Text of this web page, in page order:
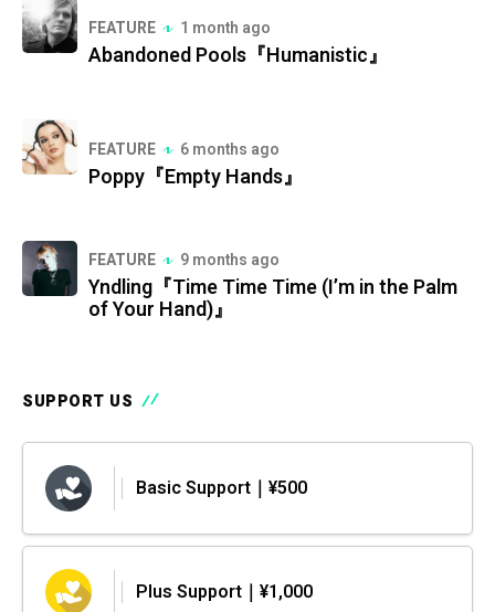
FEATURE 1 month ago
Abandoned Pools『Humanistic』
FEATURE 6 months ago
Poppy『Empty Hands』
FEATURE 9 months ago
Yndling『Time Time Time (I’m in the Palm
of Your Hand)』
SUPPORT US
Basic Support｜¥500
Plus Support｜¥1,000